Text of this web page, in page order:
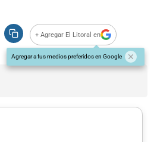
+ Agregar El Litoral en
Agregar a tus medios preferidos en Google